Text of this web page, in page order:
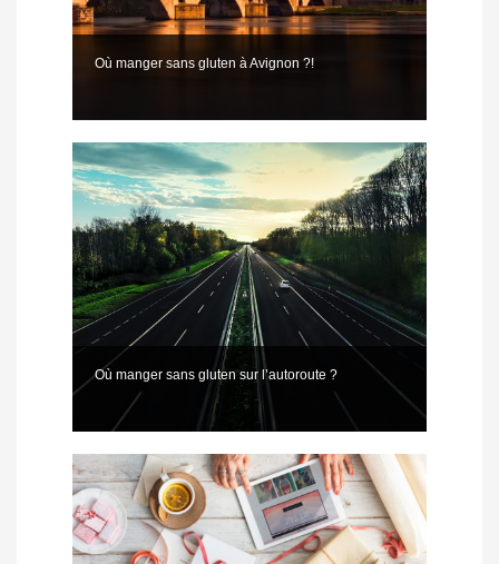
Où manger sans gluten à Avignon ?!
Où manger sans gluten sur l’autoroute ?